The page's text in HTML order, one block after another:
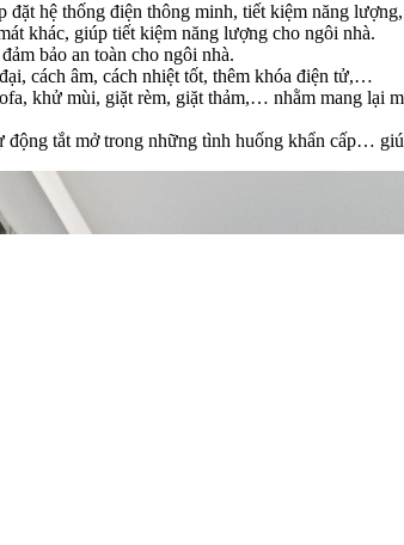
đặt hệ thống điện thông minh, tiết kiệm năng
khác, giúp tiết kiệm năng lượng cho ngôi nhà.
bảo an toàn cho ngôi nhà.
cách âm, cách nhiệt tốt, thêm khóa điện tử,…
khử mùi, giặt rèm, giặt thảm,… nhằm mang lại
tắt mở trong những tình huống khẩn cấp…